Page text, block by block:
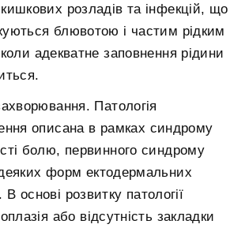
розладів та інфекцій, що
блювотою і частим рідким
адекватне заповнення рідини
Патологія
описана в рамках синдрому
болю, первинного синдрому
форм ектодермальних
основі розвитку патології
або відсутність закладки